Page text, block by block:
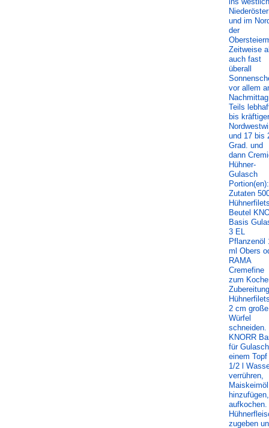
und im
der
Zeitweise
auch fast
überall
vor allem
Teils
bis kräftiger
und 17 bis
Grad. und
dann
Hühner-
Gulasch
Zutaten
Beutel
Basis
3 EL
Pflanzenöl
ml Obers
RAMA
Cremefine
zum
Zubereitung
2 cm große
Würfel
schneiden.
KNORR
für
einem
1/2 l
verrühren,
Maiskeimöl
hinzufügen,
aufkochen.
zugeben